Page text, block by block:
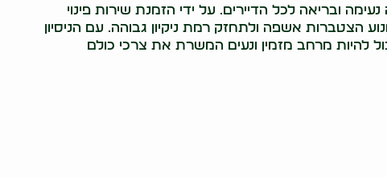
ובריאה לכל הדיירים. על ידי הזמנת שירות פינוי
הצטברות אשפה ולתחזק רמת ניקיון גבוהה. עם הניסיון
להיות מרחב מזמין ונעים המשרת את צרכי כולם